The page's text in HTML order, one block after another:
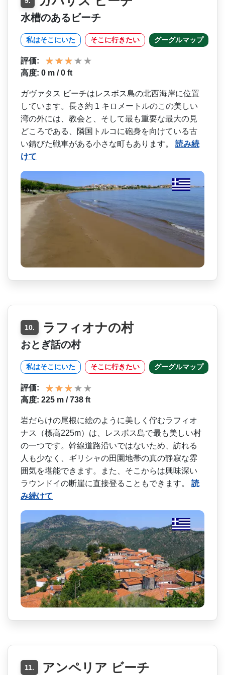
水槽のあるビーチ
私はそこにいた そこに行きたい グーグルマップ
評価:
高度: 0 m / 0 ft
ガヴァタス ビーチはレスボス島の北西海­岸に位置
しています。長さ約 1 キロメートルのこの美しい
湾­の外には、教会と、そして最も重要な最大の見
どころ­である、隣国トルコに砲身を向けている古
い錆びた戦­車がある小さな町もあります。 読み続
けて
10. ラフィオナの村
おとぎ話の村
私はそこにいた そこに行きたい グーグルマップ
評価:
高度: 225 m / 738 ft
岩だらけの尾根に絵のように­美しく佇むラフィオ
ナス（標高225m）は、レスボ­ス島で最も美しい村
の一つです。幹線道路沿いではな­いため、訪れる
人も少なく、ギリシャの田園地帯の真­の静寂な雰
囲気を堪能できます。また、そこからは興­味深い
ラウンドイの断崖に直接登ることもできます。 読
み続けて
11. アンペリア ビーチ